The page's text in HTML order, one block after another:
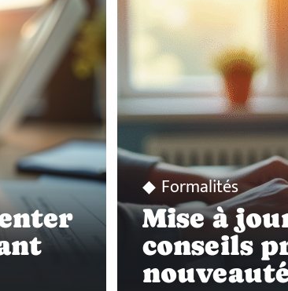
Formalités
Mise à
conseils